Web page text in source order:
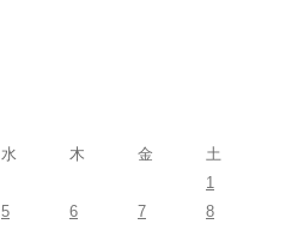
水 木 金
土
1
5 6 7
8